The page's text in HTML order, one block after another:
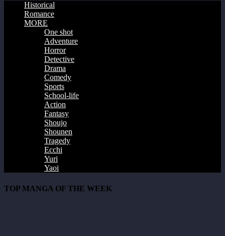
Historical
Romance
MORE
One shot
Adventure
Horror
Detective
Drama
Comedy
Sports
School-life
Action
Fantasy
Shoujo
Shounen
Tragedy
Ecchi
Yuri
Yaoi
TOP MANGA OF THE WEEK